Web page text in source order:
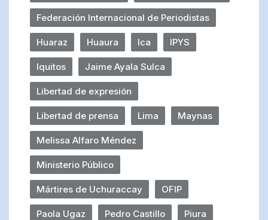
Federación Internacional de Periodistas
Huaraz Huaura Ica IPYS
Iquitos Jaime Ayala Sulca
Libertad de expresión
Libertad de prensa Lima Maynas
Melissa Alfaro Méndez
Ministerio Público
Mártires de Uchuraccay OFIP
Paola Ugaz Pedro Castillo Piura